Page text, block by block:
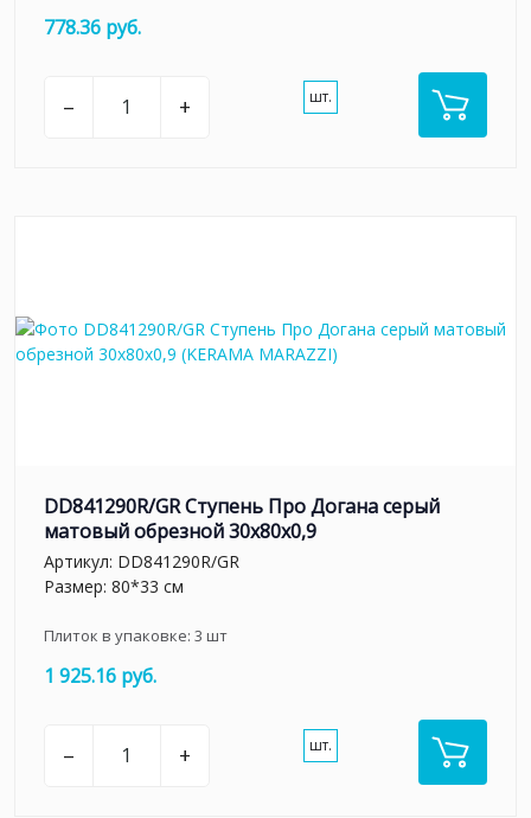
778.36 руб.
– + шт.
DD841290R/GR Ступень Про Догана серый
матовый обрезной 30x80x0,9
Артикул: DD841290R/GR
Размер: 80*33 см
Плиток в упаковке: 3 шт
1 925.16 руб.
– + шт.